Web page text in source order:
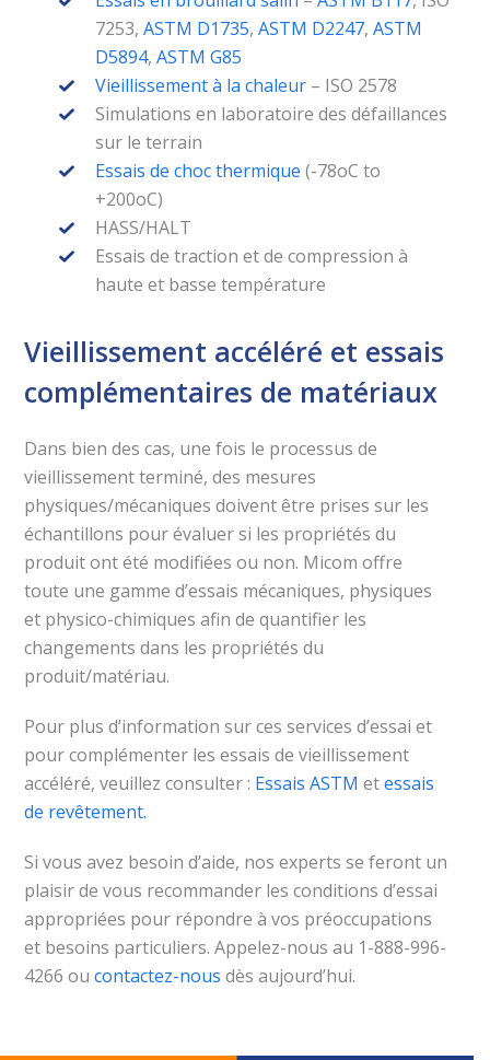
7253, ASTM D1735, ASTM D2247, ASTM
D5894, ASTM G85
Vieillissement à la chaleur– ISO 2578
Simulations en laboratoire des défaillances
sur le terrain
Essais de choc thermique (-78oC to
+200oC)
HASS/HALT
Essais de traction et de compression à
haute et basse température
Vieillissement accéléré et essais
complémentaires de matériaux
Dans bien des cas, une fois le processus de
vieillissement terminé, des mesures
physiques/mécaniques doivent être prises sur les
échantillons pour évaluer si les propriétés du
produit ont été modifiées ou non. Micom offre
toute une gamme d’essais mécaniques, physiques
et physico-chimiques afin de quantifier les
changements dans les propriétés du
produit/matériau.
Pour plus d’information sur ces services d’essai et
pour complémenter les essais de vieillissement
accéléré, veuillez consulter : Essais ASTM etessais
de revêtement.
Si vous avez besoin d’aide, nos experts se feront un
plaisir de vous recommander les conditions d’essai
appropriées pour répondre à vos préoccupations
et besoins particuliers. Appelez-nous au 1-888-996-
4266 ou contactez-nous dès aujourd’hui.